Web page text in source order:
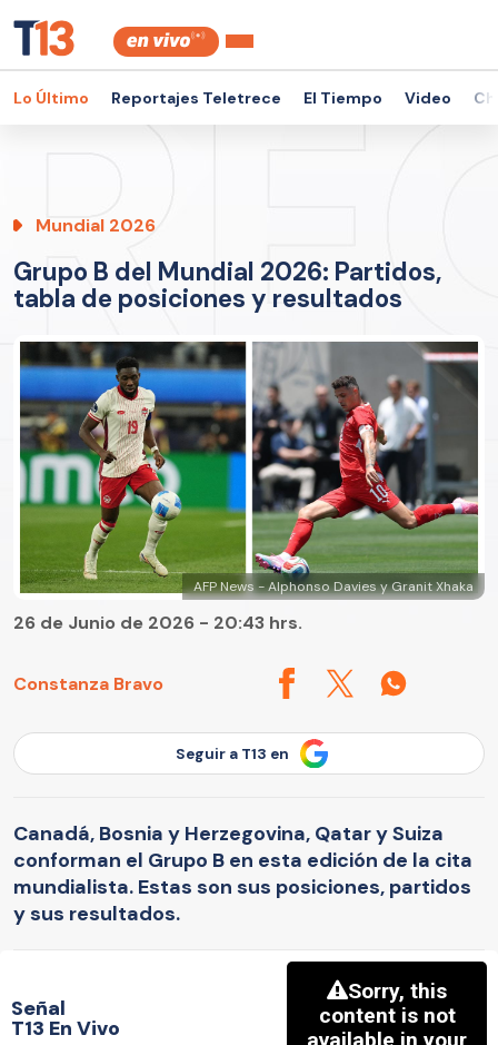
Lo Último Reportajes Teletrece El Tiempo Video
Mundial 2026
Grupo B del Mundial 2026: Partidos,
tabla de posiciones y resultados
AFP News - Alphonso Davies y Granit Xhaka
Constanza Bravo
26 de Junio de 2026 - 20:43 hrs.
Seguir a T13 en
Canadá, Bosnia y Herzegovina, Qatar y Suiza
conforman el Grupo B en esta edición de la cita
mundialista. Estas son sus posiciones, partidos
y sus resultados.
Señal
T13 En Vivo